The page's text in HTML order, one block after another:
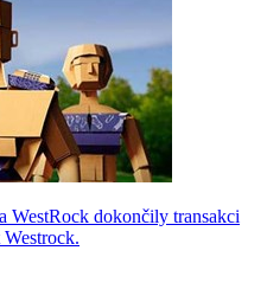
WestRock dokončily transakci